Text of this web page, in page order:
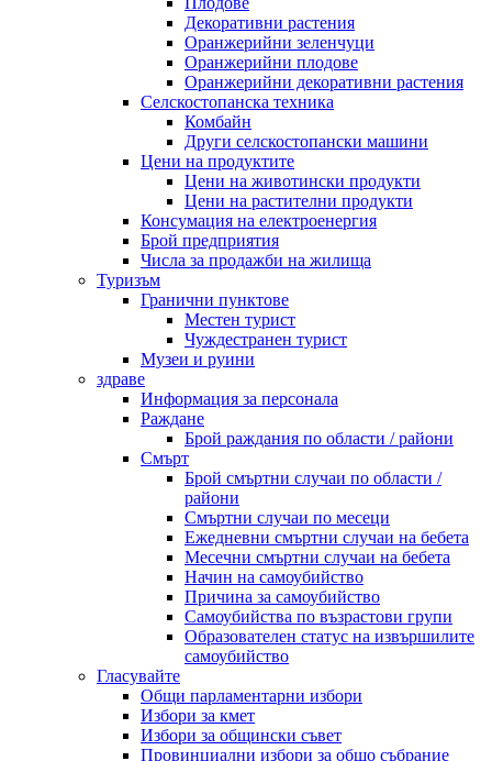
Декоративни растения
Оранжерийни зеленчуци
Оранжерийни плодове
Оранжерийни декоративни растения
Селскостопанска техника
Комбайн
Други селскостопански машини
Цени на продуктите
Цени на животински продукти
Цени на растителни продукти
Консумация на електроенергия
Брой предприятия
Числа за продажби на жилища
Туризъм
Гранични пунктове
Местен турист
Чуждестранен турист
Музеи и руини
здраве
Информация за персонала
Раждане
Брой раждания по области / райони
Смърт
Брой смъртни случаи по области /
райони
Смъртни случаи по месеци
Ежедневни смъртни случаи на бебета
Месечни смъртни случаи на бебета
Начин на самоубийство
Причина за самоубийство
Самоубийства по възрастови групи
Образователен статус на извършилите
самоубийство
Гласувайте
Общи парламентарни избори
Избори за кмет
Избори за общински съвет
Провинциални избори за общо събрание